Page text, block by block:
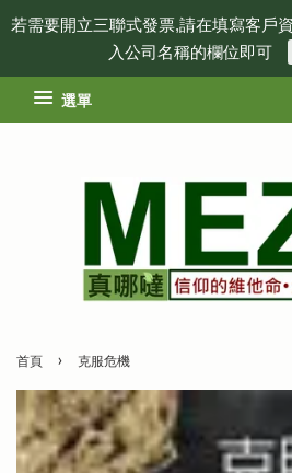
若需要開立三聯式發票,請在填寫客戶
入公司名稱的欄位即可
選單
首頁 › 克服危機